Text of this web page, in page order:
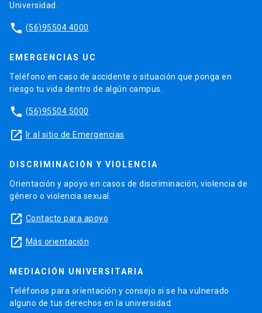
Universidad.
phone (56)95504 4000
EMERGENCIAS UC
Teléfono en caso de accidente o situación que ponga en
riesgo tu vida dentro de algún campus.
phone (56)95504 5000
launch Ir al sitio de Emergencias
DISCRIMINACIÓN Y VIOLENCIA
Orientación y apoyo en casos de discriminación, violencia de
género o violencia sexual.
launch Contacto para apoyo
launch Más orientación
MEDIACIÓN UNIVERSITARIA
Teléfonos para orientación y consejo si se ha vulnerado
alguno de tus derechos en la universidad.